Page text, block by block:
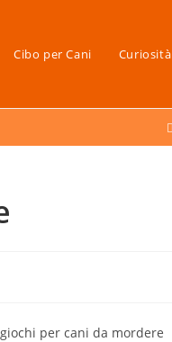
Cibo per Cani Curiosità
per cani da mordere